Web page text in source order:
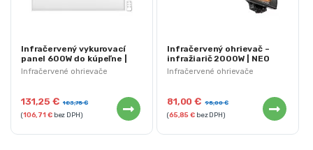
Infračervené ohrievače
Infračervený vykurovací
panel 600W do kúpeľne |
NEO 90-103
131,25€ 183,75€
(106,71 €bez DPH)
Infračervené ohrievače
Infračervený ohrievač –
infražiarič 2000W | NEO
90-031
81,00€ 95,00€
(65,85€bez DPH)